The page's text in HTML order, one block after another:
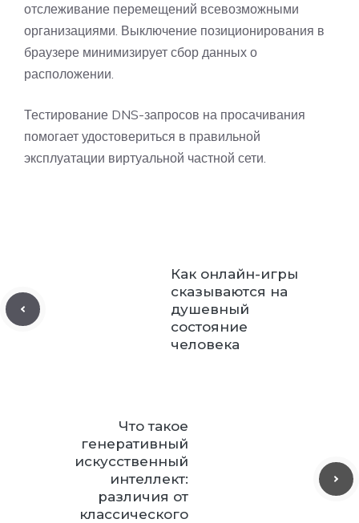
отслеживание перемещений всевозможными
организациями. Выключение позиционирования в
браузере минимизирует сбор данных о
расположении.
Тестирование DNS-запросов на просачивания
помогает удостовериться в правильной
эксплуатации виртуальной частной сети.
Как онлайн-игры
сказываются на
душевный
состояние
человека
Что такое
генеративный
искусственный
интеллект:
различия от
классического